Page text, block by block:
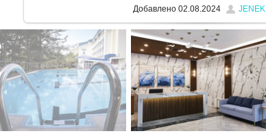
Добавлено02.08.2024 JENEK